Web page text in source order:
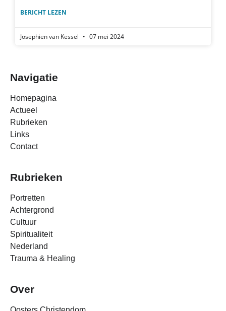
BERICHT LEZEN
Josephien van Kessel 07 mei 2024
Navigatie
Homepagina
Actueel
Rubrieken
Links
Contact
Rubrieken
Portretten
Achtergrond
Cultuur
Spiritualiteit
Nederland
Trauma & Healing
Over